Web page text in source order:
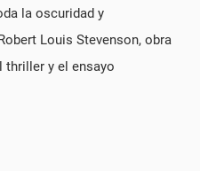
la oscuridad y
Louis Stevenson, obra
thriller y el ensayo